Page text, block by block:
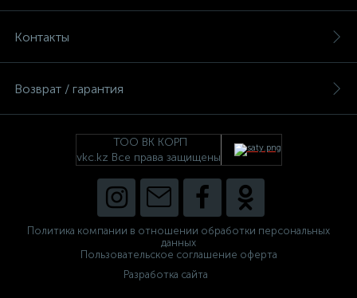
Контакты
Возврат / гарантия
ТОО ВК КОРП
vkc.kz Все права защищены
Политика компании в отношении обработки персональных
данных
Пользовательское соглашение оферта
Разработка сайта